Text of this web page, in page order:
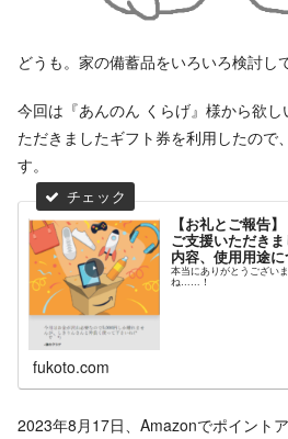
どうも。家の備蓄品をいろいろ検討し
今回は『あんのん くらげ』様から欲
ただきましたギフト券を利用したので
す。
【お礼とご報告
ご支援いただき
内容、使用用途
本当にありがとうござい
ね……！
fukoto.com
2023年8月17日、Amazonでポイント